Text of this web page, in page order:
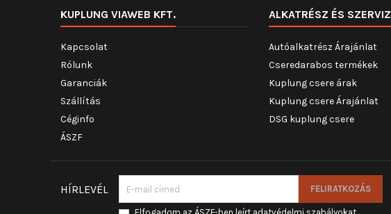
KUPLUNG VIAWEB KFT.
Kapcsolat
Rólunk
Garanciák
Szállítás
Céginfo
ÁSZF
ALKATRÉSZ ÉS SZERVIZ
Autóalkatrész Árajánlat
Cseredarabos termékek
Kuplung csere árak
Kuplung csere Árajánlat
DSG kuplung csere
HÍRLEVÉL